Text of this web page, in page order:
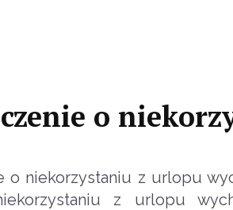
o
o niekorzystaniu z urlopu
z urlopu